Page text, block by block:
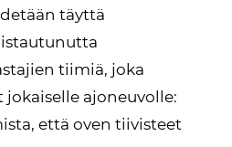
täyttä
tiimiä, joka
ajoneuvolle:
että oven tiivisteet